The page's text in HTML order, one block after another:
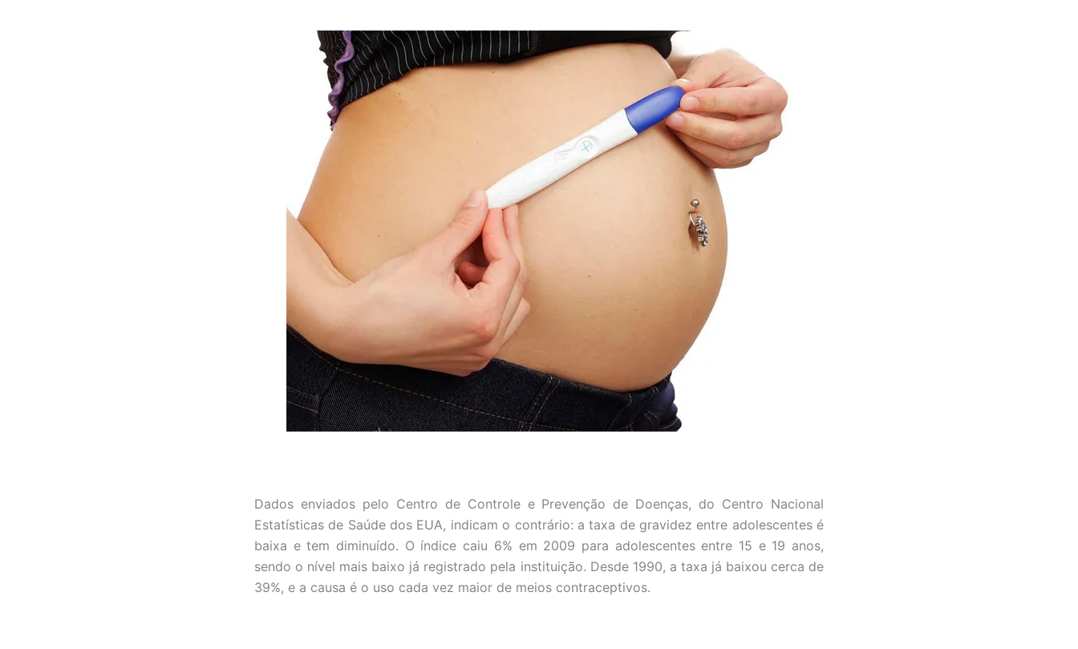
Dados enviados pelo Centro de Controle e Prevenção de Doenças, do Centro Nacional
Estatísticas de Saúde dos EUA, indicam o contrário: a taxa de gravidez entre adolescentes é
baixa e tem diminuído. O índice caiu 6% em 2009 para adolescentes entre 15 e 19 anos,
sendo o nível mais baixo já registrado pela instituição. Desde 1990, a taxa já baixou cerca de
39%, e a causa é o uso cada vez maior de meios contraceptivos.